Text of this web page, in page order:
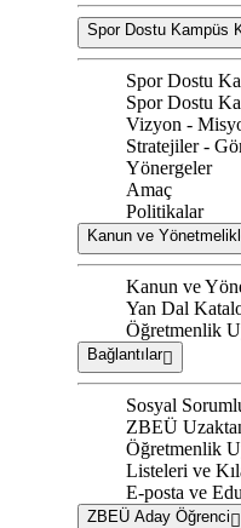
Spor Dostu Kampüs
Spor Dostu
Spor Dostu
Vizyon -
Stratejiler -
Yönergeler
Amaç
Politikalar
Kanun ve
Kanun ve
Yan Dal
Öğretmenlik
Bağlantılar
Sosyal
ZBEÜ
Öğretmenlik
Listeleri ve
E-posta ve
ZBEÜ Aday Öğrenci